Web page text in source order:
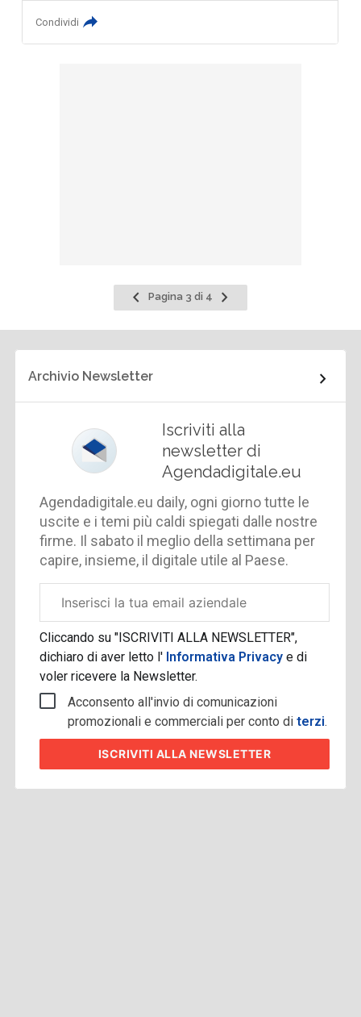
Condividi
Pagina
precedente
Pagina 3 di 4
Pagina
successiva
Archivio Newsletter
Iscriviti alla
newsletter di
Agendadigitale.eu
Agendadigitale.eu daily, ogni giorno tutte le
uscite e i temi più caldi spiegati dalle nostre
firme. Il sabato il meglio della settimana per
capire, insieme, il digitale utile al Paese.
aziendale
Cliccando su "ISCRIVITI ALLA NEWSLETTER",
dichiaro di aver letto l' Informativa Privacye di
voler ricevere la Newsletter.
Acconsento all'invio di comunicazioni
promozionali e commerciali per conto diterzi.
ISCRIVITI ALLA NEWSLETTER